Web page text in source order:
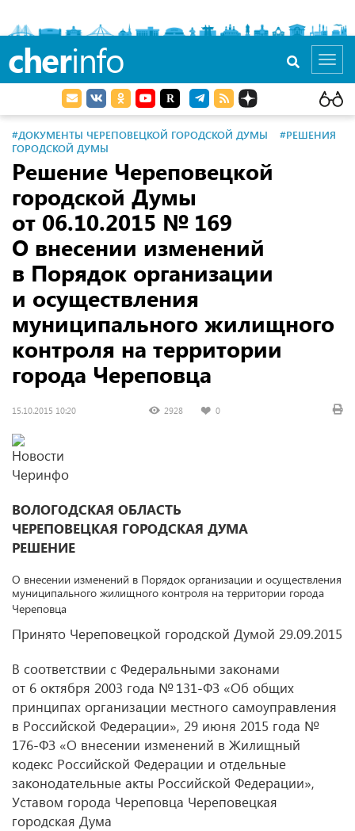
cherinfo
#ДОКУМЕНТЫ ЧЕРЕПОВЕЦКОЙ ГОРОДСКОЙ ДУМЫ
#РЕШЕНИЯ
ГОРОДСКОЙ ДУМЫ
Решение Череповецкой
городской Думы
от 06.10.2015 № 169
О внесении изменений
в Порядок организации
и осуществления
муниципального жилищного
контроля на территории
города Череповца
15.10.2015 10:20 2928 0
ВОЛОГОДСКАЯ ОБЛАСТЬ
ЧЕРЕПОВЕЦКАЯ ГОРОДСКАЯ ДУМА
РЕШЕНИЕ
О внесении изменений в Порядок организации и осуществления
муниципального жилищного контроля на территории города
Череповца
Принято Череповецкой городской Думой 29.09.2015
В соответствии с Федеральными законами
от 6 октября 2003 года № 131-ФЗ «Об общих
принципах организации местного самоуправления
в Российской Федерации», 29 июня 2015 года №
176-ФЗ «О внесении изменений в Жилищный
кодекс Российской Федерации и отдельные
законодательные акты Российской Федерации»,
Уставом города Череповца Череповецкая
городская Дума